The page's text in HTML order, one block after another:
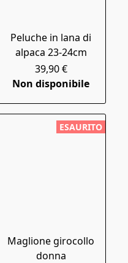
Peluche in lana di
alpaca 23-24cm
39,90 €
Non disponibile
ESAURITO
Maglione girocollo
donna